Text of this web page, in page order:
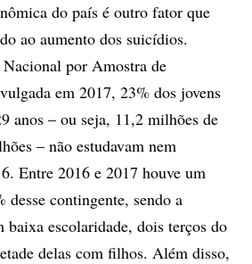
do país é outro fator que
ao aumento dos suicídios.
Nacional por Amostra de
em 2017, 23% dos jovens
anos – ou seja, 11,2 milhões de
– não estudavam nem
Entre 2016 e 2017 houve um
desse contingente, sendo a
baixa escolaridade, dois terços do
delas com filhos. Além disso,